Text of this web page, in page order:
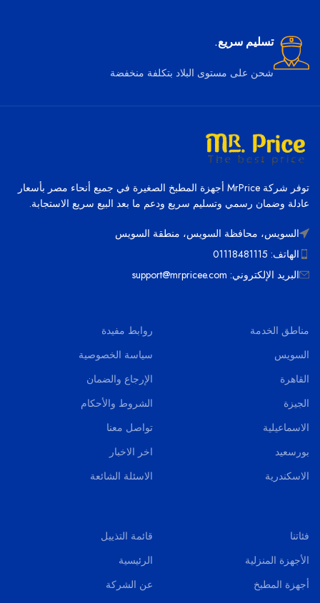
تسليم سريع.
شحن على مستوى البلاد بتكلفة منخفضة
توفر شركة MrPrice أجهزة المطبخ الصغيرة في جميع أنحاء مصر بأسعار
عادلة وضمان رسمي وتسليم سريع ودعم ما بعد البيع سريع الاستجابة.
السويس، محافظة السويس، منطقة السويس
الهاتف: 01118481115
البريد الإلكتروني: support@mrpricee.com
مناطق الخدمة
السويس
القاهرة
الجيزة
الاسماعيلية
بورسعيد
الاسكندرية
روابط مفيدة
سياسة الخصوصية
الإرجاع والضمان
الشروط والأحكام
تواصل معنا
اخر الاخبار
الاسئلة الشائعة
فئاتنا
الأجهزة المنزلية
أجهزة المطبخ
قائمة التذييل
الرئيسية
عن الشركة